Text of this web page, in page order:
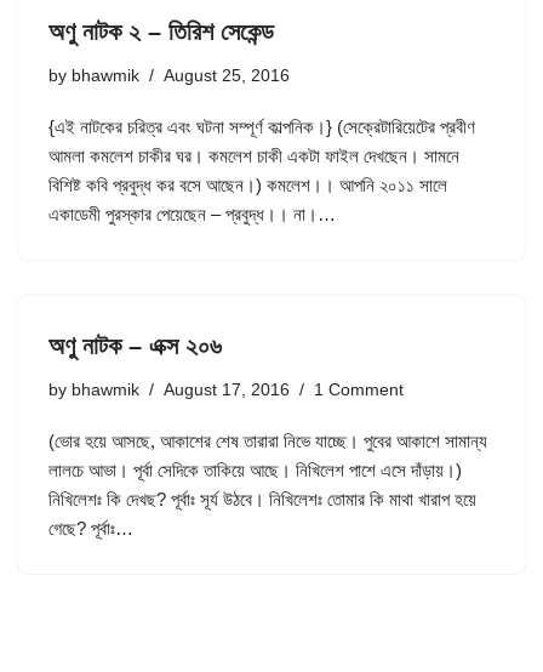
অণু নাটক ২ – তিরিশ সেকেন্ড
by bhawmik August 25, 2016
{এই নাটকের চরিত্র এবং ঘটনা সম্পূর্ণ কাল্পনিক।} (সেক্রেটারিয়েটের প্রবীণ
আমলা কমলেশ চাকীর ঘর। কমলেশ চাকী একটা ফাইল দেখছেন। সামনে
বিশিষ্ট কবি প্রবুদ্ধ কর বসে আছেন।) কমলেশ।। আপনি ২০১১ সালে
একাডেমী পুরস্কার পেয়েছেন – প্রবুদ্ধ।। না।…
অণু নাটক – এক্স ২০৬
by bhawmik August 17, 2016 1 Comment
(ভোর হয়ে আসছে, আকাশের শেষ তারারা নিভে যাচ্ছে। পুবের আকাশে সামান্য
লালচে আভা। পূর্বা সেদিকে তাকিয়ে আছে। নিখিলেশ পাশে এসে দাঁড়ায়।)
নিখিলেশঃ কি দেখছ? পূর্বাঃ সূর্য উঠবে। নিখিলেশঃ তোমার কি মাথা খারাপ হয়ে
গেছে? পূর্বাঃ…